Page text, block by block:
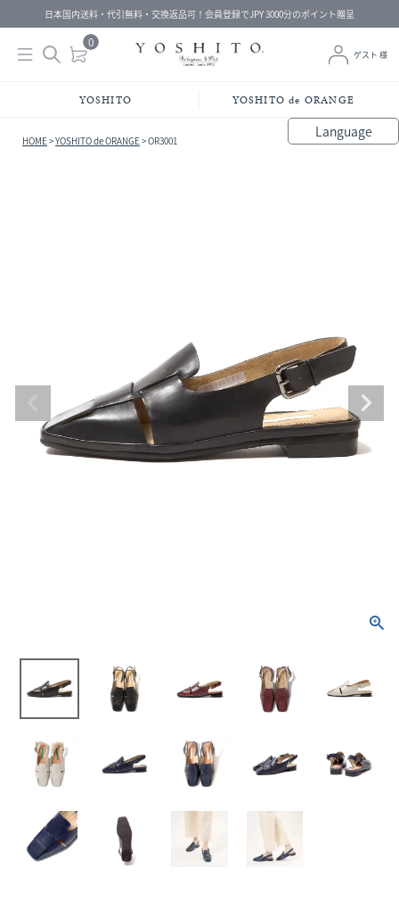
日本国内送料・代引無料・交換返品可！会員登録でJPY 3000分のポイント贈呈
0
ゲスト 様
YOSHITO YOSHITO de ORANGE
Language
HOME YOSHITO de ORANGE OR3001